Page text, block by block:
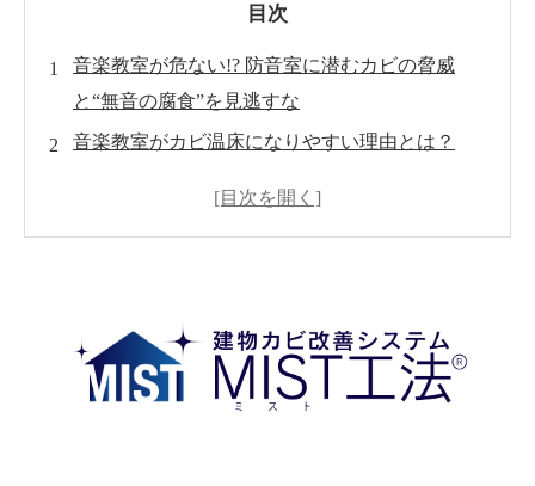
目次
音楽教室が危ない!? 防音室に潜むカビの脅威
と“無音の腐食”を見逃すな
音楽教室がカビ温床になりやすい理由とは？
リスク
今日からできる！カビ発生を防ぐ５つのセルフ